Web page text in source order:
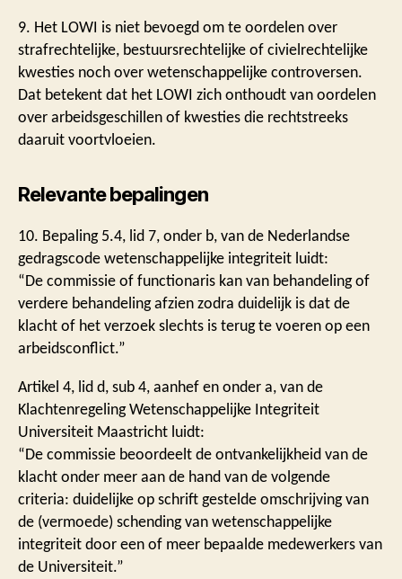
9. Het LOWI is niet bevoegd om te oordelen over
strafrechtelijke, bestuursrechtelijke of civielrechtelijke
kwesties noch over wetenschappelijke controversen.
Dat betekent dat het LOWI zich onthoudt van oordelen
over arbeidsgeschillen of kwesties die rechtstreeks
daaruit voortvloeien.
Relevante bepalingen
10. Bepaling 5.4, lid 7, onder b, van de Nederlandse
gedragscode wetenschappelijke integriteit luidt:
“De commissie of functionaris kan van behandeling of
verdere behandeling afzien zodra duidelijk is dat de
klacht of het verzoek slechts is terug te voeren op een
arbeidsconflict.”
Artikel 4, lid d, sub 4, aanhef en onder a, van de
Klachtenregeling Wetenschappelijke Integriteit
Universiteit Maastricht luidt:
“De commissie beoordeelt de ontvankelijkheid van de
klacht onder meer aan de hand van de volgende
criteria: duidelijke op schrift gestelde omschrijving van
de (vermoede) schending van wetenschappelijke
integriteit door een of meer bepaalde medewerkers van
de Universiteit.”